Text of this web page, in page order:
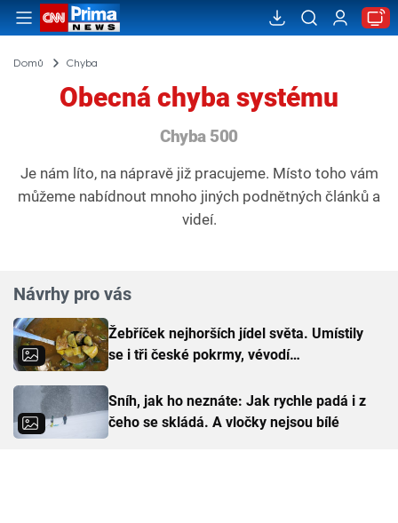
Domů Chyba
Obecná chyba systému
Chyba 500
Je nám líto, na nápravě již pracujeme. Místo toho vám
můžeme nabídnout mnoho jiných podnětných článků a
videí.
Návrhy pro vás
Žebříček nejhorších jídel světa. Umístily
se i tři české pokrmy, vévodí
Sníh, jak ho neznáte: Jak rychle padá i z
čeho se skládá. A vločky nejsou bílé